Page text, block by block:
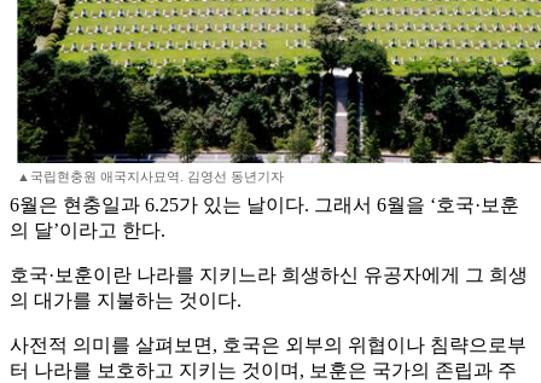
▲국립현충원 애국지사묘역. 김영선 동년기자
6월은 현충일과 6.25가 있는 날이다. 그래서 6월을 ‘호국·보훈
의 달’이라고 한다.
호국·보훈이란 나라를 지키느라 희생하신 유공자에게 그 희생
의 대가를 지불하는 것이다.
사전적 의미를 살펴보면, 호국은 외부의 위협이나 침략으로부
터 나라를 보호하고 지키는 것이며, 보훈은 국가의 존립과 주